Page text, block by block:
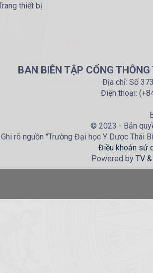
thiết bị
BAN BIÊN TẬP CỔNG
Địa chỉ: Số
Điện thoại:
© 2023 - Bản
Ghi rõ nguồn "Trường Đại học Y Dược Thái
Điều khoản sử
Powered by TV